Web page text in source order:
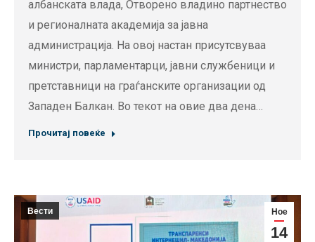
албанската влада, Отворено владино партнество
и регионалната академија за јавна
администрација. На овој настан присутсвуваа
министри, парламентарци, јавни службеници и
претставници на граѓанските организации од
Западен Балкан. Во текот на овие два дена…
Прочитај повеќе
Ное
14
Вести